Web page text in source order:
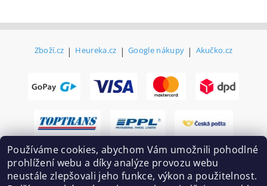
Zboží.cz | Heureka.cz | Google nákupy | Akučko.cz
Používáme cookies, abychom Vám umožnili pohodlné
prohlížení webu a díky analýze provozu webu
neustále zlepšovali jeho funkce, výkon a použitelnost.